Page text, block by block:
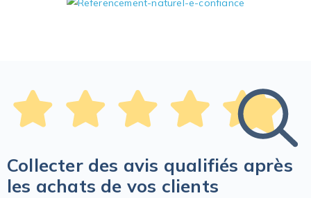
Collecter des avis qualifiés après
les achats de vos clients